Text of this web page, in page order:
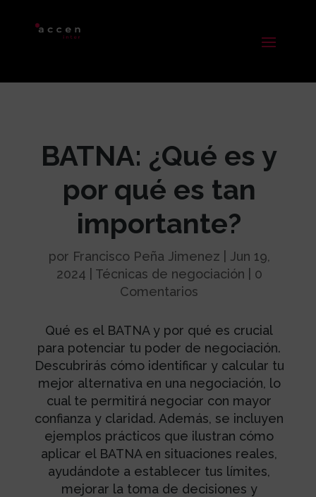
BATNA: ¿Qué es y
por qué es tan
importante?
por Francisco Peña Jimenez
Jun 19,
2024
Técnicas de negociación
0
Comentarios
Qué es el BATNA y por qué es crucial
para potenciar tu poder de negociación.
Descubrirás cómo identificar y calcular tu
mejor alternativa en una negociación, lo
cual te permitirá negociar con mayor
confianza y claridad. Además, se incluyen
ejemplos prácticos que ilustran cómo
aplicar el BATNA en situaciones reales,
ayudándote a establecer tus límites,
mejorar la toma de decisiones y